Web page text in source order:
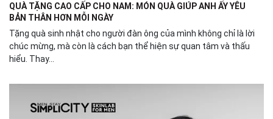
QUÀ TẶNG CAO CẤP CHO NAM: MÓN QUÀ GIÚP ANH ẤY YÊU
BẢN THÂN HƠN MỖI NGÀY
Tặng quà sinh nhật cho người đàn ông của mình không chỉ là lời
chúc mừng, mà còn là cách bạn thể hiện sự quan tâm và thấu
hiểu. Thay...